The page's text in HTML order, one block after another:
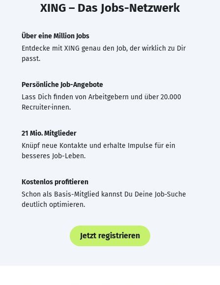
XING – Das Jobs-Netzwerk
Über eine Million Jobs
Entdecke mit XING genau den Job, der wirklich zu Dir
passt.
Persönliche Job-Angebote
Lass Dich finden von Arbeitgebern und über 20.000
Recruiter·innen.
21 Mio. Mitglieder
Knüpf neue Kontakte und erhalte Impulse für ein
besseres Job-Leben.
Kostenlos profitieren
Schon als Basis-Mitglied kannst Du Deine Job-Suche
deutlich optimieren.
Jetzt registrieren